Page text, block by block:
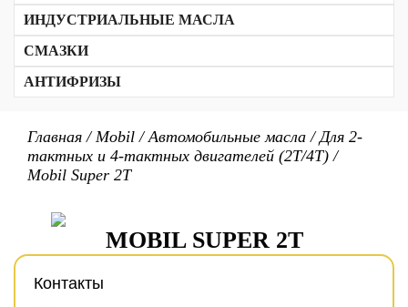
Для механических трансмиссий
ИНДУСТРИАЛЬНЫЕ МАСЛА
СОЖи
Гидравлические масла
Для холодильных установок
Редукторные масла
Для газовых двигателей
Тракторные масла
Турбинные масла
СМАЗКИ
АНТИФРИЗЫ
Главная /Mobil /Автомобильные масла /Для 2-
тактных и 4-тактных двигателей (2Т/4Т) /
Mobil Super 2T
MOBIL SUPER 2T
Контакты